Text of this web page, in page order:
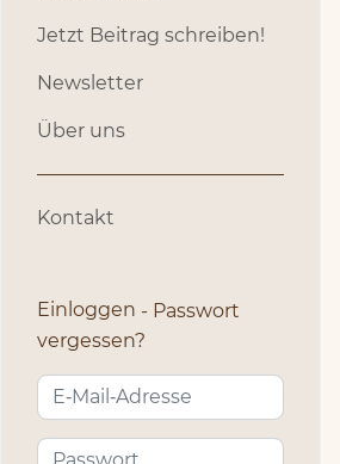
Jetzt Beitrag schreiben!
Newsletter
Über uns
Kontakt
Einloggen
Passwort
vergessen?